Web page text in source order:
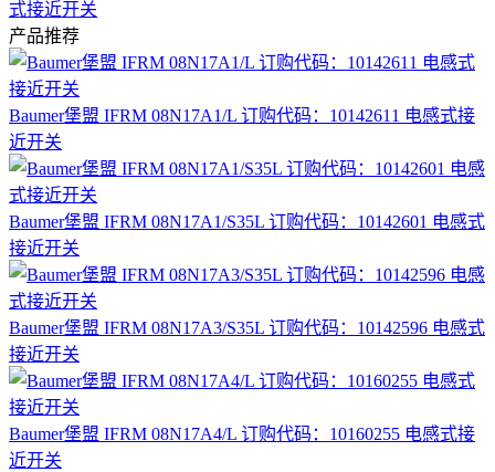
式接近开关
产品推荐
Baumer堡盟 IFRM 08N17A1/L 订购代码：10142611 电感式接
近开关
Baumer堡盟 IFRM 08N17A1/S35L 订购代码：10142601 电感式
接近开关
Baumer堡盟 IFRM 08N17A3/S35L 订购代码：10142596 电感式
接近开关
Baumer堡盟 IFRM 08N17A4/L 订购代码：10160255 电感式接
近开关